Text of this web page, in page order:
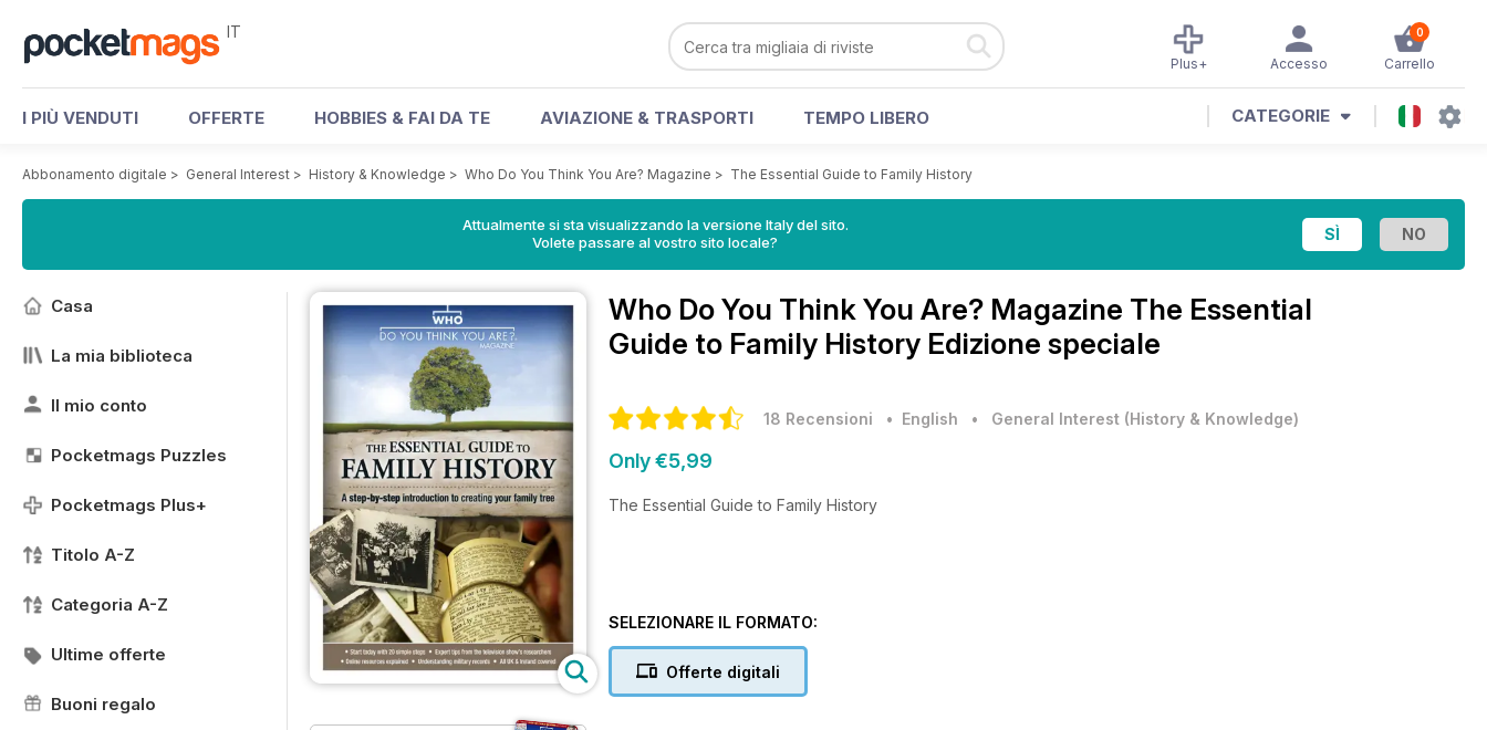
IT 0
Carrello
Accesso
Plus+
I PIÙ VENDUTI OFFERTE HOBBIES & FAI DA TE AVIAZIONE & TRASPORTI TEMPO LIBERO CATEGORIE
Abbonamento digitale > General Interest > History & Knowledge > Who Do You Think You Are? Magazine > The Essential Guide to Family History
Attualmente si sta visualizzando la versione Italy del sito.
Volete passare al vostro sito locale?
Casa
La mia biblioteca
Il mio conto
Pocketmags Puzzles
Pocketmags Plus+
Titolo A-Z
Categoria A-Z
Ultime offerte
Buoni regalo
Who Do You Think You Are? Magazine The Essential
Guide to Family History Edizione speciale
18 Recensioni • English • General Interest (History & Knowledge)
Only €5,99
The Essential Guide to Family History
SELEZIONARE IL FORMATO:
Offerte digitali